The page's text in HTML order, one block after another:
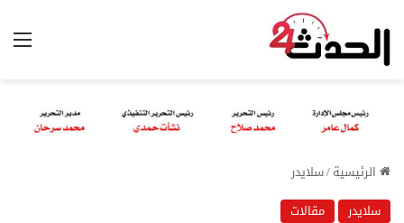
الرئيسية/سلايدر
سلايدر
مقالات